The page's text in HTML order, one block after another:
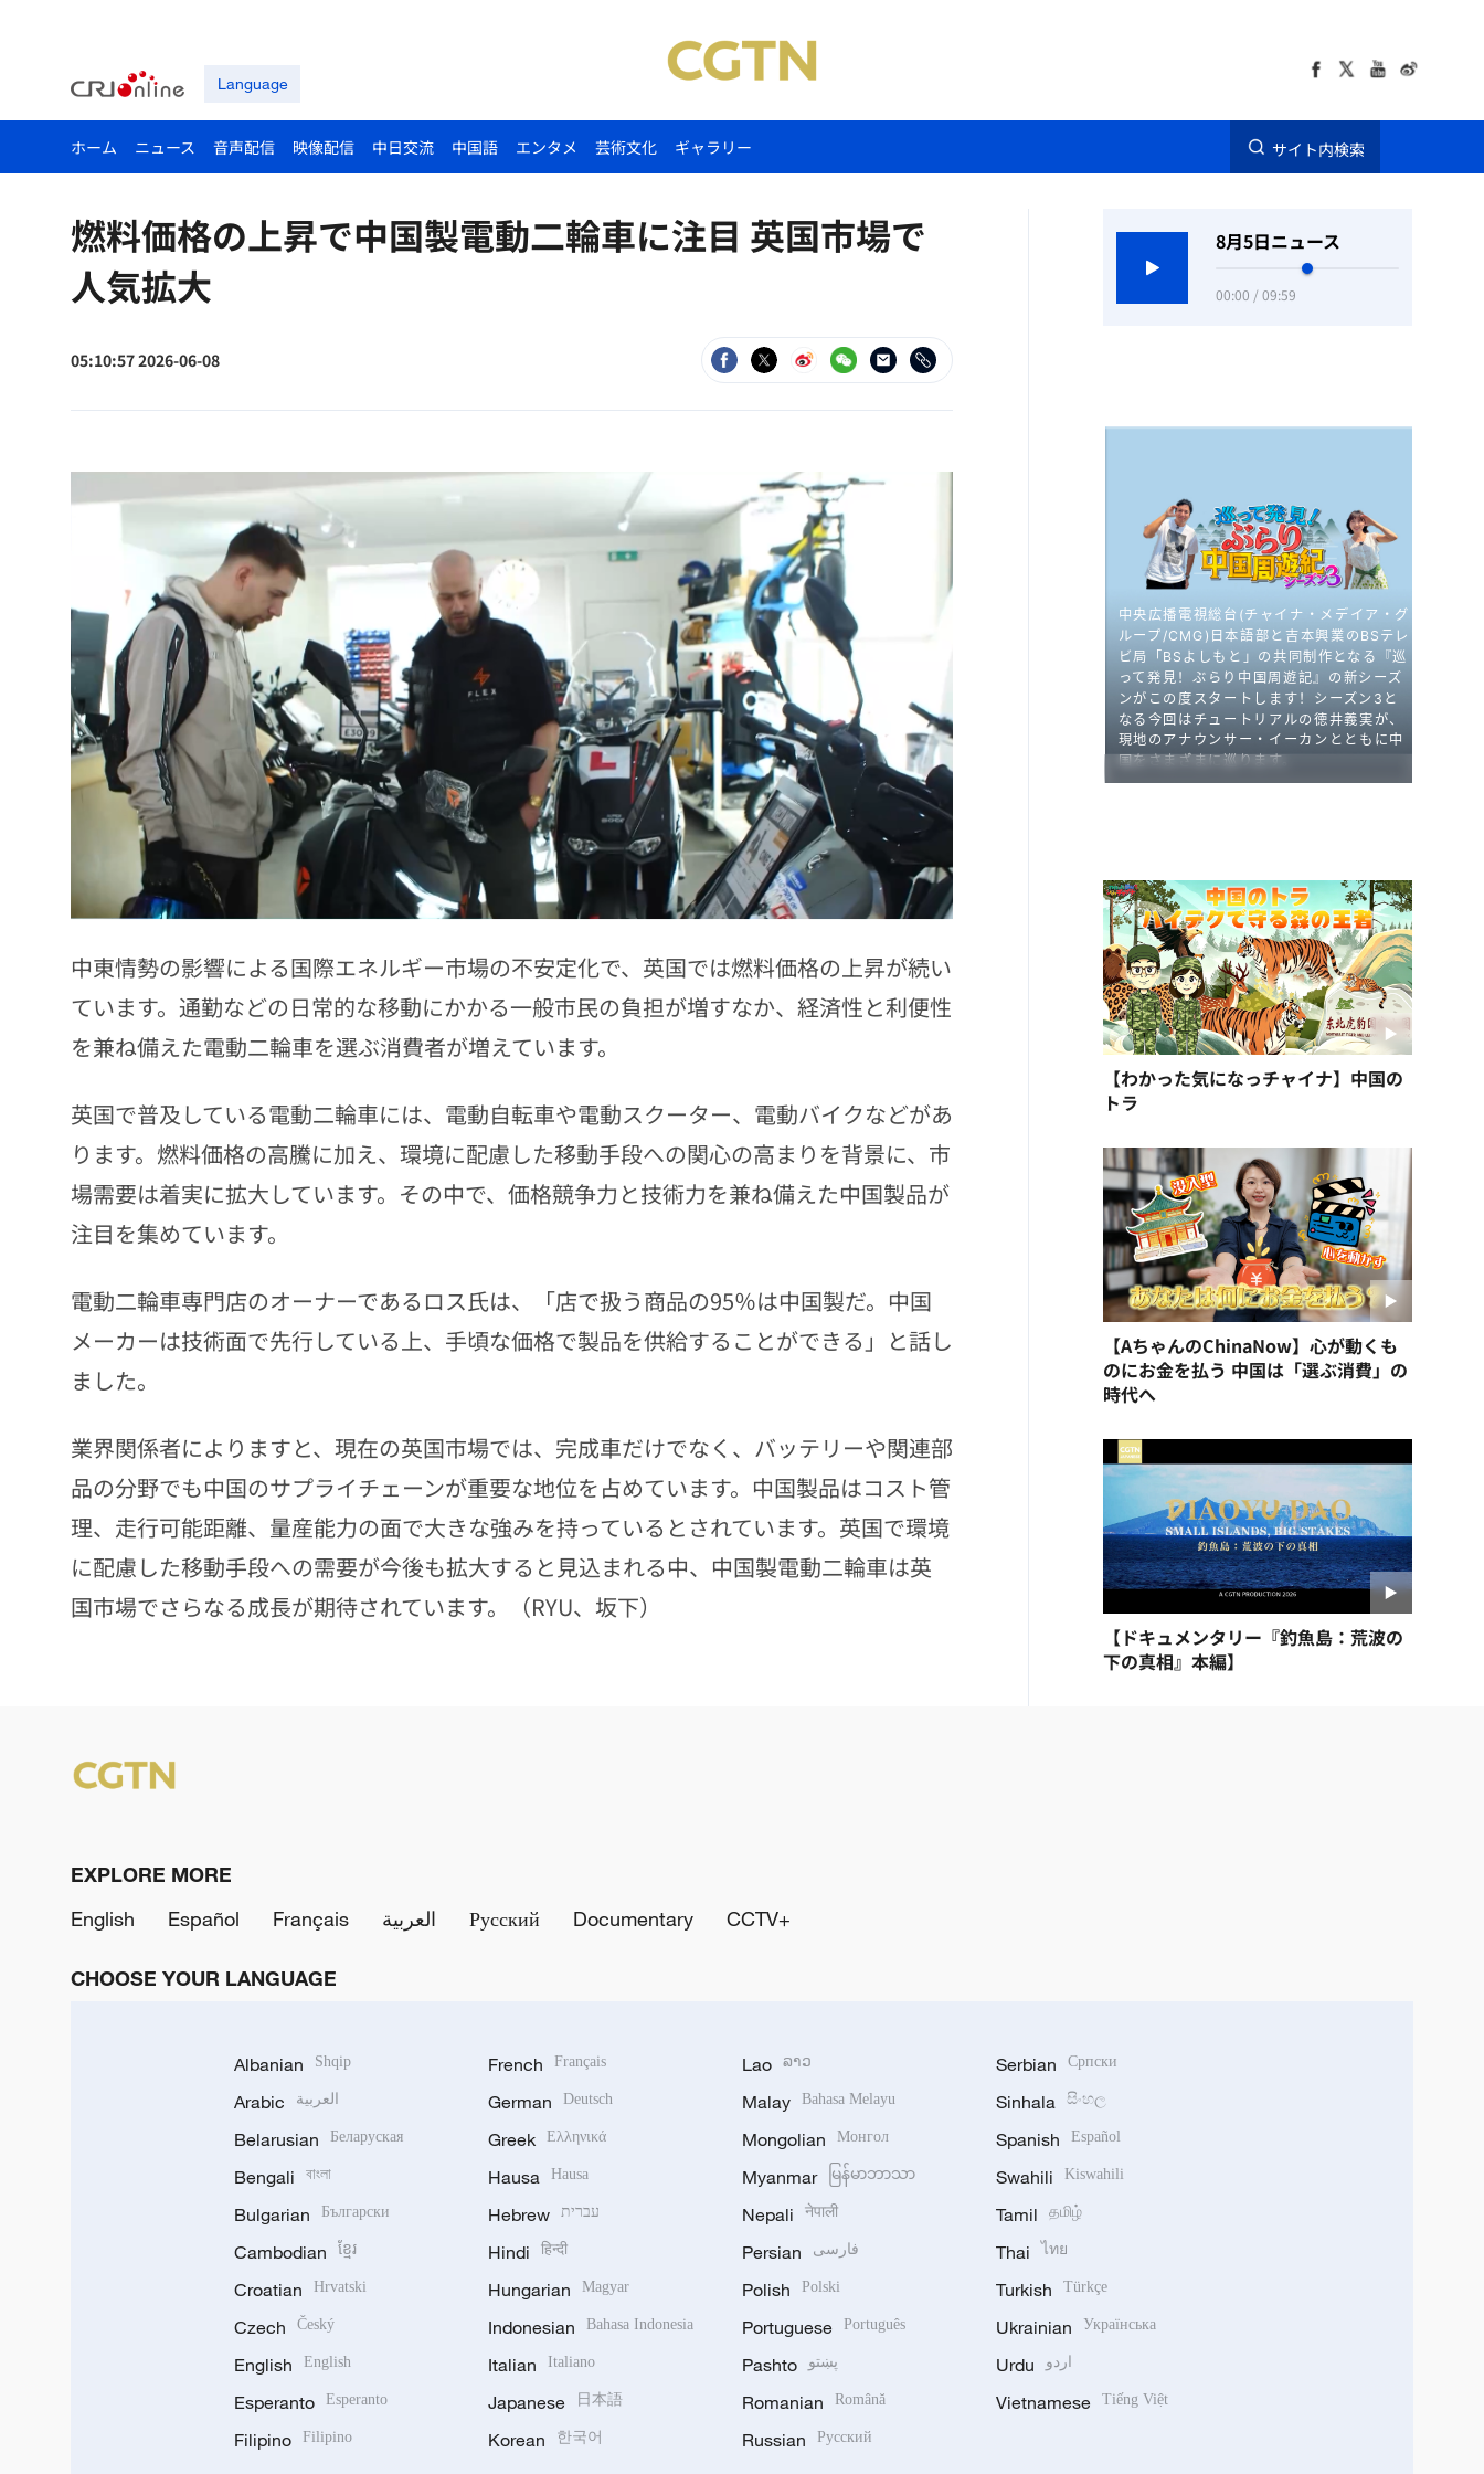
Language
ホーム ニュース 音声配信 映像配信 中日交流 中国語 エンタメ 芸術文化 ギャラリー サイト内検索
燃料価格の上昇で中国製電動二輪車に注目 英国市場で
人気拡大
05:10:57 2026-06-08
中東情勢の影響による国際エネルギー市場の不安定化で、英国では燃料価格の上昇が続い
ています。通勤などの日常的な移動にかかる一般市民の負担が増すなか、経済性と利便性
を兼ね備えた電動二輪車を選ぶ消費者が増えています。
英国で普及している電動二輪車には、電動自転車や電動スクーター、電動バイクなどがあ
ります。燃料価格の高騰に加え、環境に配慮した移動手段への関心の高まりを背景に、市
場需要は着実に拡大しています。その中で、価格競争力と技術力を兼ね備えた中国製品が
注目を集めています。
電動二輪車専門店のオーナーであるロス氏は、「店で扱う商品の95％は中国製だ。中国
メーカーは技術面で先行している上、手頃な価格で製品を供給することができる」と話し
ました。
業界関係者によりますと、現在の英国市場では、完成車だけでなく、バッテリーや関連部
品の分野でも中国のサプライチェーンが重要な地位を占めています。中国製品はコスト管
理、走行可能距離、量産能力の面で大きな強みを持っているとされています。英国で環境
に配慮した移動手段への需要が今後も拡大すると見込まれる中、中国製電動二輪車は英
国市場でさらなる成長が期待されています。（RYU、坂下）
8月5日ニュース
00:00 / 09:59
【わかった気になっチャイナ】中国の
トラ
【AちゃんのChinaNow】心が動くも
のにお金を払う 中国は「選ぶ消費」の
時代へ
【ドキュメンタリー『釣魚島：荒波の
下の真相』本編】
EXPLORE MORE
English
Español Français العربية Русский Documentary CCTV+
CHOOSE YOUR LANGUAGE
Albanian Shqip
Arabic العربية
Belarusian Беларуская
Bengali বাংলা
Bulgarian Български
Cambodian ខ្មែរ
Croatian Hrvatski
Czech Český
English English
Esperanto Esperanto
Filipino Filipino
French Français
German Deutsch
Greek Ελληνικά
Hausa Hausa
Hebrew עברית
Hindi हिन्दी
Hungarian Magyar
Indonesian Bahasa Indonesia
Italian Italiano
Japanese 日本語
Korean 한국어
Lao ລາວ
Malay Bahasa Melayu
Mongolian Монгол
Myanmar မြန်မာဘာသာ
Nepali नेपाली
Persian فارسی
Polish Polski
Portuguese Português
Pashto پښتو
Romanian Română
Russian Русский
Serbian Српски
Sinhala සිංහල
Spanish Español
Swahili Kiswahili
Tamil தமிழ்
Thai ไทย
Turkish Türkçe
Ukrainian Українська
Urdu اردو
Vietnamese Tiếng Việt